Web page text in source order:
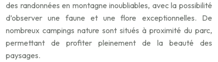
des randonnées en montagne inoubliables, avec la possibilité
d’observer une faune et une flore exceptionnelles. De
nombreux campings nature sont situés à proximité du parc,
permettant de profiter pleinement de la beauté des
paysages.